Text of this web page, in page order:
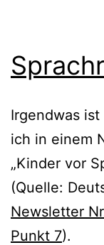
Irgendwas
ich in einem
„Kinder vor
(Quelle:
Newsletter
Punkt 7).